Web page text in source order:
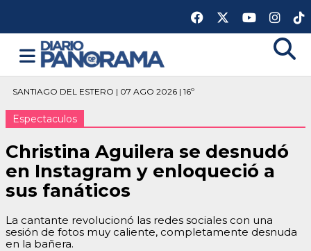
SANTIAGO DEL ESTERO | 07 AGO 2026 | 16º
Espectaculos
Christina Aguilera se desnudó
en Instagram y enloqueció a
sus fanáticos
La cantante revolucionó las redes sociales con una
sesión de fotos muy caliente, completamente desnuda
en la bañera.